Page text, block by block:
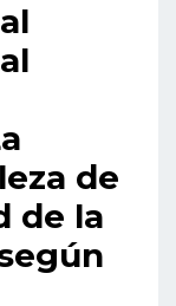
de
de la